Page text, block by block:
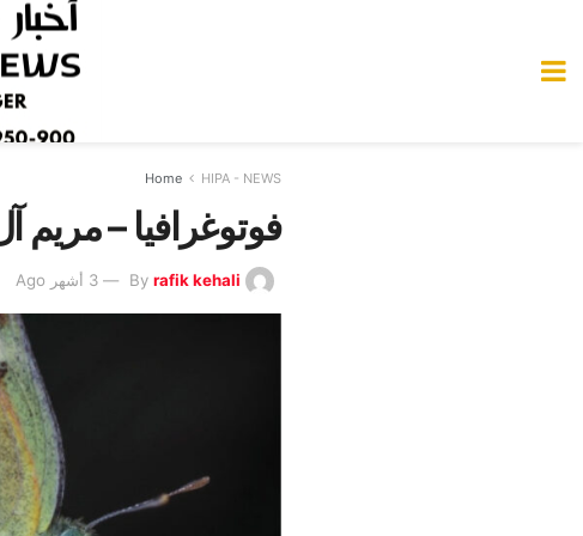
Home HIPA - NEWS
فوتوغرافيا – مريم
By rafik kehali 3 أشهر Ago